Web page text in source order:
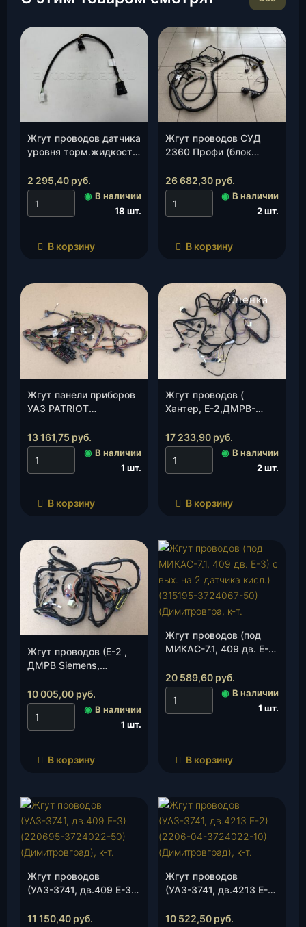
Жгут проводов датчика
уровня торм.жидкости
95-3724017-12), шт.
2 295,40 руб.
◉ В наличии
18 шт.
В корзину
Жгут проводов СУД
2360 Профи (блок
3763015-00)(УАЗ)
(2360-21-3724026-15),
шт.
26 682,30 руб.
◉ В наличии
2 шт.
В корзину
Жгут панели приборов
УАЗ PATRIOT
06.2012 по 09.2016),
PICKUP (31638-
3724010-40)
(Димитровград), шт.
13 161,75 руб.
◉ В наличии
1 шт.
В корзину
Жгут проводов (
Хантер, Е-2,ДМРВ-
3724067-12)
(Димитровград), к-т.
Оценка
2.50из 5
17 233,90 руб.
◉ В наличии
2 шт.
В корзину
Жгут проводов (Е-2 ,
ДМРВ Siemens,
3724067-10)
(Димитровград), к-т.
10 005,00 руб.
◉ В наличии
1 шт.
В корзину
Жгут проводов (под
МИКАС-7.1, 409 дв. Е-3)
кисл.)(315195-
3724067-50)
(Димитровгра, к-т.
20 589,60 руб.
◉ В наличии
1 шт.
В корзину
Жгут проводов
(УАЗ-3741, дв.409 Е-3)
(Димитровград), к-т.
11 150,40 руб.
Жгут проводов
(УАЗ-3741, дв.4213 Е-2)
(Димитровград), к-т.
10 522,50 руб.